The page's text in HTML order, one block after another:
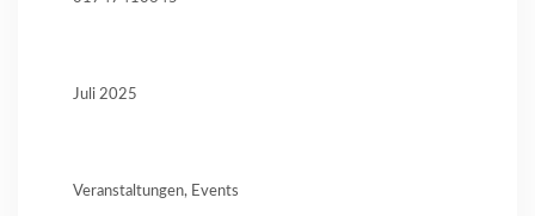
Juli 2025
Veranstaltungen, Events